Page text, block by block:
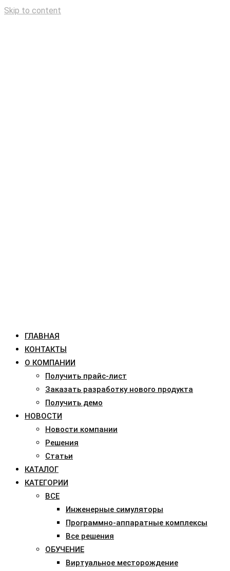
Skip to content
ГЛАВНАЯ
КОНТАКТЫ
О КОМПАНИИ
Получить прайс-лист
Заказать разработку нового продукта
Получить демо
НОВОСТИ
Новости компании
Решения
Статьи
КАТАЛОГ
КАТЕГОРИИ
ВСЕ
Инженерные симуляторы
Программно-аппаратные комплексы
Все решения
ОБУЧЕНИЕ
Виртуальное месторождение